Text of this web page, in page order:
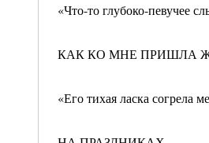
«Что-то глубоко-певучее
КАК КО МНЕ ПРИШЛА
«Его тихая ласка согрела